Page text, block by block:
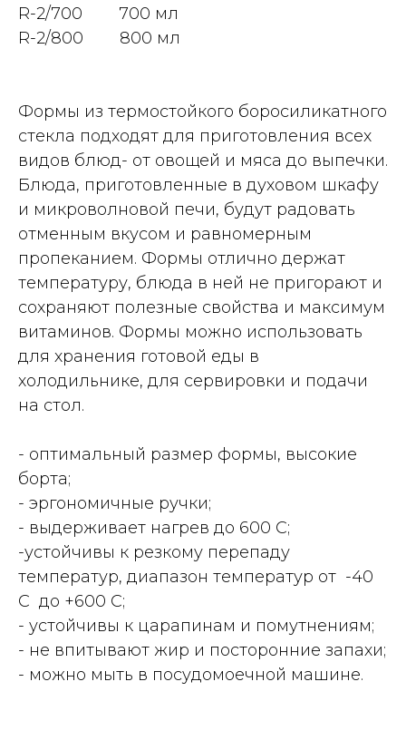
R-2/700 700 мл
R-2/800 800 мл
Формы из термостойкого боросиликатного
стекла подходят для приготовления всех
видов блюд- от овощей и мяса до выпечки.
Блюда, приготовленные в духовом шкафу
и микроволновой печи, будут радовать
отменным вкусом и равномерным
пропеканием. Формы отлично держат
температуру, блюда в ней не пригорают и
сохраняют полезные свойства и максимум
витаминов. Формы можно использовать
для хранения готовой еды в
холодильнике, для сервировки и подачи
на стол.
- оптимальный размер формы, высокие
борта;
- эргономичные ручки;
- выдерживает нагрев до 600 С;
-устойчивы к резкому перепаду
температур, диапазон температур от -40
С до +600 С;
- устойчивы к царапинам и помутнениям;
- не впитывают жир и посторонние запахи;
- можно мыть в посудомоечной машине.